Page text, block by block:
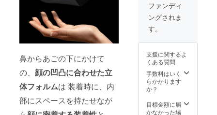
鼻からあごの下にかけて
の、 顔の凹凸に合わせた立
体フォルムは 装着時に、内
部にスペースを持たせなが
ファンディ
ングされま
す。
支援に関するよ
くある質問
手数料はいく
らかかります
か？
目標金額に届
かなかった場